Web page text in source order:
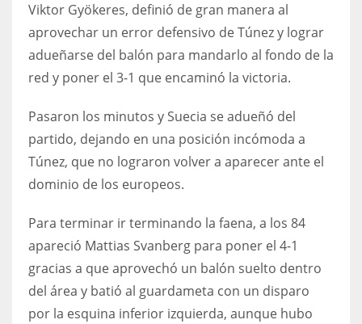
Viktor Gyökeres, definió de gran manera al
aprovechar un error defensivo de Túnez y lograr
adueñarse del balón para mandarlo al fondo de la
red y poner el 3-1 que encaminó la victoria.
Pasaron los minutos y Suecia se adueñó del
partido, dejando en una posición incómoda a
Túnez, que no lograron volver a aparecer ante el
dominio de los europeos.
Para terminar ir terminando la faena, a los 84
apareció Mattias Svanberg para poner el 4-1
gracias a que aprovechó un balón suelto dentro
del área y batió al guardameta con un disparo
por la esquina inferior izquierda, aunque hubo